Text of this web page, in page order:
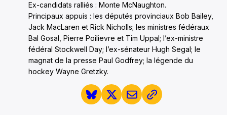
Ex-candidats ralliés : Monte McNaughton.
Principaux appuis : les députés provinciaux Bob Bailey,
Jack MacLaren et Rick Nicholls; les ministres fédéraux
Bal Gosal, Pierre Poilievre et Tim Uppal; l’ex-ministre
fédéral Stockwell Day; l’ex-sénateur Hugh Segal; le
magnat de la presse Paul Godfrey; la légende du
hockey Wayne Gretzky.